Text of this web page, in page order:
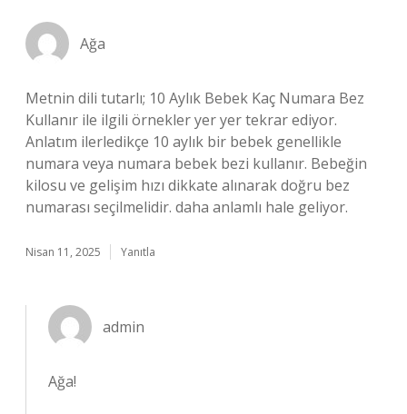
Ağa
Metnin dili tutarlı; 10 Aylık Bebek Kaç Numara Bez
Kullanır ile ilgili örnekler yer yer tekrar ediyor.
Anlatım ilerledikçe 10 aylık bir bebek genellikle
numara veya numara bebek bezi kullanır. Bebeğin
kilosu ve gelişim hızı dikkate alınarak doğru bez
numarası seçilmelidir. daha anlamlı hale geliyor.
Nisan 11, 2025 Yanıtla
admin
Ağa!